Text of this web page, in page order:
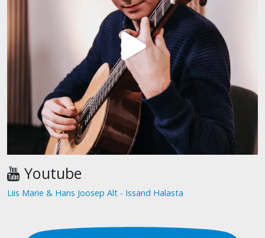
Youtube
Liis Marie & Hans Joosep Alt - Issand Halasta